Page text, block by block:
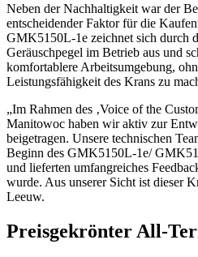
Neben der Nachhaltigkeit war der
entscheidender Faktor für die
GMK5150L-1e zeichnet sich durch
Geräuschpegel im Betrieb aus und
komfortablere Arbeitsumgebung,
Leistungsfähigkeit des Krans zu
„Im Rahmen des ‚Voice of the
Manitowoc haben wir aktiv zur
beigetragen. Unsere technischen
Beginn des GMK5150L-1e/
und lieferten umfangreiches
wurde. Aus unserer Sicht ist dieser
Leeuw.
Preisgekrönter All-